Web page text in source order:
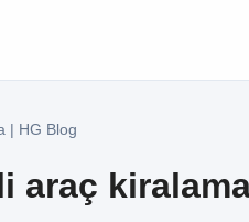
| HG Blog
araç